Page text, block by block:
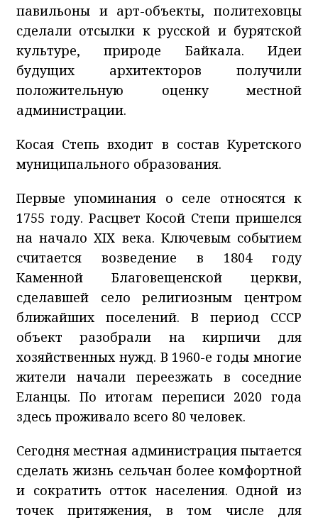
павильоны и арт-объекты, политеховцы
сделали отсылки к русской и бурятской
культуре, природе Байкала. Идеи
будущих архитекторов получили
положительную оценку местной
администрации.
Косая Степь входит в состав Куретского
муниципального образования.
Первые упоминания о селе относятся к
1755 году. Расцвет Косой Степи пришелся
на начало XIX века. Ключевым событием
считается возведение в 1804 году
Каменной Благовещенской церкви,
сделавшей село религиозным центром
ближайших поселений. В период СССР
объект разобрали на кирпичи для
хозяйственных нужд. В 1960-е годы многие
жители начали переезжать в соседние
Еланцы. По итогам переписи 2020 года
здесь проживало всего 80 человек.
Сегодня местная администрация пытается
сделать жизнь сельчан более комфортной
и сократить отток населения. Одной из
точек притяжения, в том числе для